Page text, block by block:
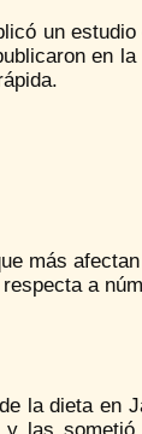
un
en
más
a
la dieta en